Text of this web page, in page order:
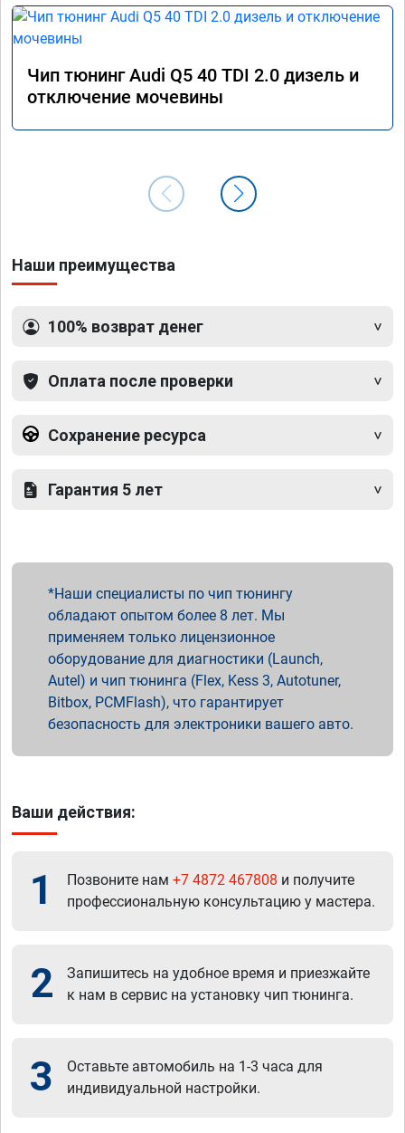
Чип тюнинг Audi Q5 40 TDI 2.0 дизель и
отключение мочевины
Наши преимущества
100% возврат денег
Оплата после проверки
Сохранение ресурса
Гарантия 5 лет
Наши специалисты по чип тюнингу
обладают опытом более 8 лет. Мы
применяем только лицензионное
оборудование для диагностики (Launch,
Autel) и чип тюнинга (Flex, Kess 3, Autotuner,
Bitbox, PCMFlash), что гарантирует
безопасность для электроники вашего авто.
Ваши действия:
1 Позвоните нам +7 4872 467808 и получите
профессиональную консультацию у мастера.
2
Запишитесь на удобное время и приезжайте
к нам в сервис на установку чип тюнинга.
3
Оставьте автомобиль на 1-3 часа для
индивидуальной настройки.